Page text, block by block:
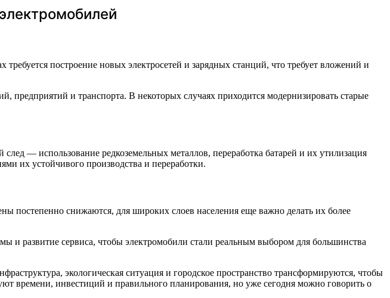
построение новых электросетей и зарядных станций, что требует вложений и
предприятий и транспорта. В некоторых случаях приходится модернизировать старые
— использование редкоземельных металлов, переработка батарей и их утилизация
их устойчивого производства и переработки.
постепенно снижаются, для широких слоев населения еще важно делать их более
и развитие сервиса, чтобы электромобили стали реальным выбором для большинства
экологическая ситуация и городское пространство трансформируются, чтобы
времени, инвестиций и правильного планирования, но уже сегодня можно говорить о